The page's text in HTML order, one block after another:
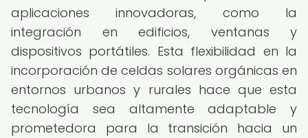
aplicaciones innovadoras, como la
integración en edificios, ventanas y
dispositivos portátiles. Esta flexibilidad en la
incorporación de celdas solares orgánicas en
entornos urbanos y rurales hace que esta
tecnología sea altamente adaptable y
prometedora para la transición hacia un